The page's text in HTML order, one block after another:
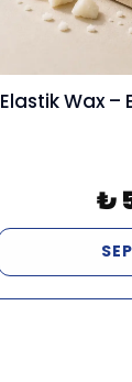
Elastik Wax –
₺